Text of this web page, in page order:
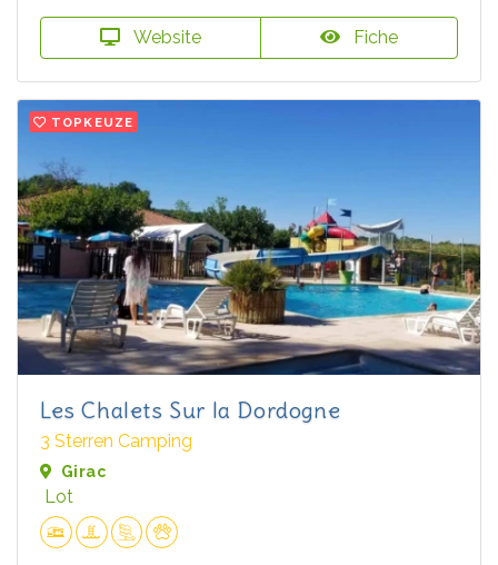
Website Fiche
TOPKEUZE
Les Chalets Sur la Dordogne
3 Sterren Camping
Girac
Lot